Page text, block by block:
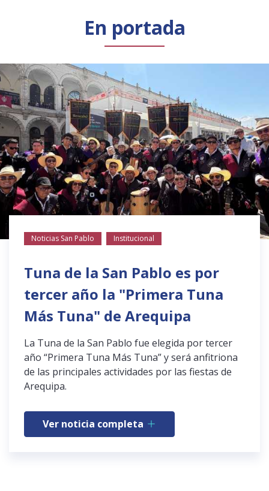
En portada
Noticias San Pablo Institucional
Tuna de la San Pablo es por
tercer año la "Primera Tuna
Más Tuna" de Arequipa
La Tuna de la San Pablo fue elegida por tercer
año “Primera Tuna Más Tuna” y será anfitriona
de las principales actividades por las fiestas de
Arequipa.
Ver noticia completa